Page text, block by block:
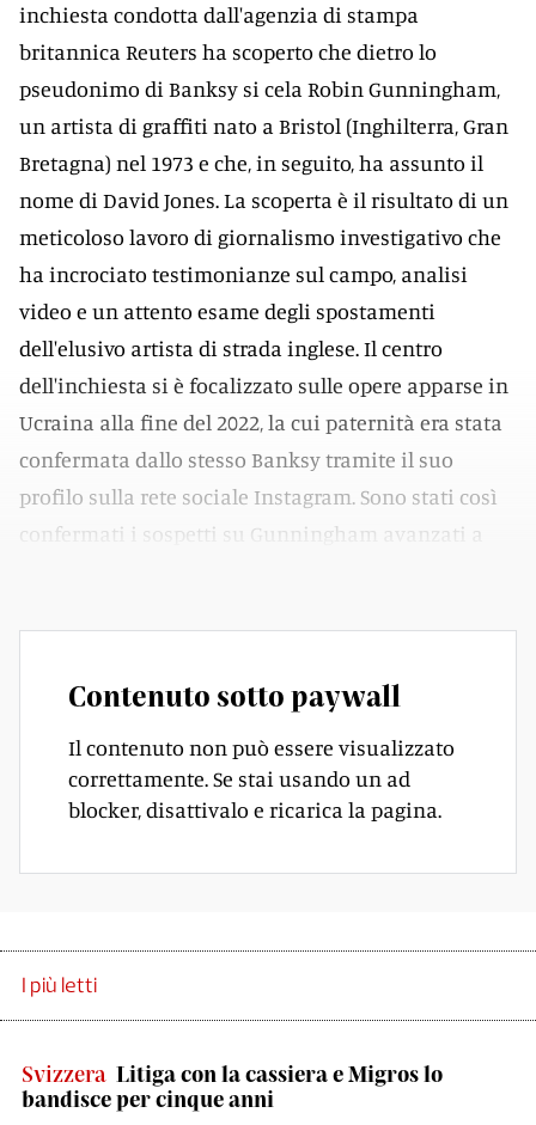
inchiesta condotta dall'agenzia di stampa
britannica Reuters ha scoperto che dietro lo
pseudonimo di Banksy si cela Robin Gunningham,
un artista di graffiti nato a Bristol (Inghilterra, Gran
Bretagna) nel 1973 e che, in seguito, ha assunto il
nome di David Jones. La scoperta è il risultato di un
meticoloso lavoro di giornalismo investigativo che
ha incrociato testimonianze sul campo, analisi
video e un attento esame degli spostamenti
dell'elusivo artista di strada inglese. Il centro
dell'inchiesta si è focalizzato sulle opere apparse in
Ucraina alla fine del 2022, la cui paternità era stata
confermata dallo stesso Banksy tramite il suo
profilo sulla rete sociale Instagram. Sono stati così
confermati i sospetti su Gunningham avanzati a
Contenuto sotto paywall
Il contenuto non può essere visualizzato
correttamente. Se stai usando un ad
blocker, disattivalo e ricarica la pagina.
I più letti
Svizzera Litiga con la cassiera e Migros lo
bandisce per cinque anni